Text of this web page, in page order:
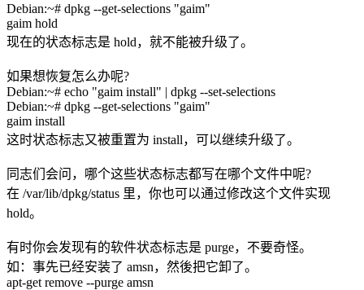
Debian:~# dpkg --get-selections "gaim"
gaim hold
现在的状态标志是 hold，就不能被升级了。
如果想恢复怎么办呢?
Debian:~# echo "gaim install" | dpkg --set-selections
Debian:~# dpkg --get-selections "gaim"
gaim install
这时状态标志又被重置为 install，可以继续升级了。
同志们会问，哪个这些状态标志都写在哪个文件中呢?
在 /var/lib/dpkg/status 里，你也可以通过修改这个文件实现
hold。
有时你会发现有的软件状态标志是 purge，不要奇怪。
如：事先已经安装了 amsn，然後把它卸了。
apt-get remove --purge amsn